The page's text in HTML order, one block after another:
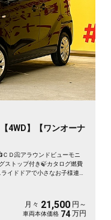
】【ワンオーナ
Ｄ📀アラウンドビューモニ
ストップ付き🍃カタログ燃費
イドドアで小さなお子様連れ
み込みも楽々✨
月々 21,500 円～
車両本体価格 74 万円